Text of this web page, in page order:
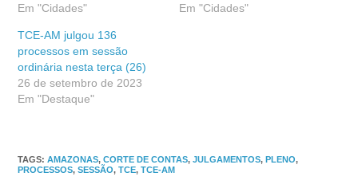
Em "Cidades"
Em "Cidades"
TCE-AM julgou 136
processos em sessão
ordinária nesta terça (26)
26 de setembro de 2023
Em "Destaque"
TAGS:AMAZONAS, CORTE DE CONTAS, JULGAMENTOS, PLENO,
PROCESSOS, SESSÃO, TCE, TCE-AM